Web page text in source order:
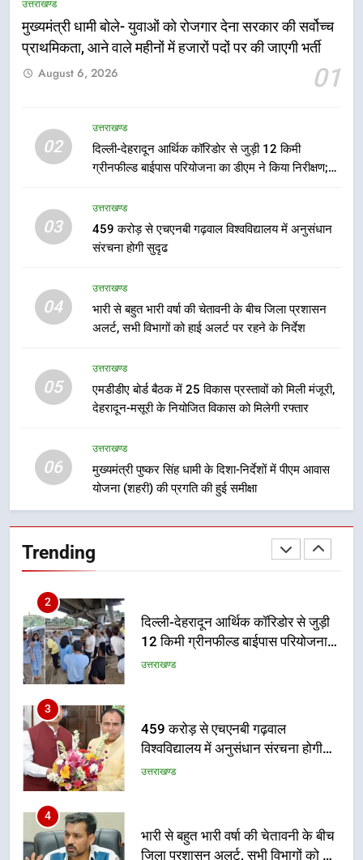
उत्तराखण्ड
मुख्यमंत्री धामी बोले- युवाओं को रोजगार देना सरकार की सर्वोच्च
प्राथमिकता, आने वाले महीनों में हजारों पदों पर की जाएगी भर्ती
01
August 6, 2026
02
उत्तराखण्ड
दिल्ली-देहरादून आर्थिक कॉरिडोर से जुड़ी 12 किमी
ग्रीनफील्ड बाईपास परियोजना का डीएम ने किया निरीक्षण;
सुरक्षा मानकों से कोई समझौता नहींः डीएम
03
उत्तराखण्ड
459 करोड़ से एचएनबी गढ़वाल विश्वविद्यालय में अनुसंधान
संरचना होगी सुदृढ
04
उत्तराखण्ड
भारी से बहुत भारी वर्षा की चेतावनी के बीच जिला प्रशासन
अलर्ट, सभी विभागों को हाई अलर्ट पर रहने के निर्देश
05
उत्तराखण्ड
एमडीडीए बोर्ड बैठक में 25 विकास प्रस्तावों को मिली मंजूरी,
देहरादून-मसूरी के नियोजित विकास को मिलेगी रफ्तार
06
उत्तराखण्ड
मुख्यमंत्री पुष्कर सिंह धामी के दिशा-निर्देशों में पीएम आवास
योजना (शहरी) की प्रगति की हुई समीक्षा
Trending
5
एमडीडीए बोर्ड बैठक में 25 विकास प्रस्तावों
6
मुख्यमंत्री पुष्कर सिंह धामी के दिशा-निर्देशों
गिरफ्तार
उत्तराखण्ड
भारी बारिश का अलर्ट! 6 अगस्त को
देहरादून में स्कूल बंद
1
मुख्यमंत्री धामी बोले- युवाओं को रोजगार
देना सरकार की सर्वोच्च प्राथमिकता, आने
वाले महीनों में हजारों पदों पर की जाएगी
12 किमी ग्रीनफील्ड बाईपास परियोजना
का डीएम ने किया निरीक्षण; समयबद्ध एवं
उत्तराखण्ड
3
विश्वविद्यालय में अनुसंधान संरचना होगी
सुदृढ
उत्तराखण्ड
4
जिला प्रशासन अलर्ट, सभी विभागों को हाई
अलर्ट पर रहने के निर्देश
उत्तराखण्ड